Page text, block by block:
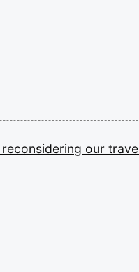
reconsidering our